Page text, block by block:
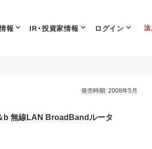
報 IR・投資家情報 ログイン
発売時期:2008年5月
無線LAN BroadBandルータ